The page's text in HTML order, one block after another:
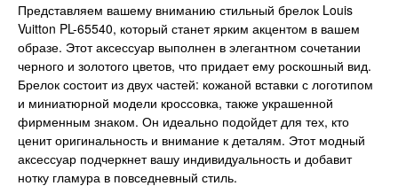
Представляем вашему вниманию стильный брелок Louis
Vuitton PL-65540, который станет ярким акцентом в вашем
образе. Этот аксессуар выполнен в элегантном сочетании
черного и золотого цветов, что придает ему роскошный вид.
Брелок состоит из двух частей: кожаной вставки с логотипом
и миниатюрной модели кроссовка, также украшенной
фирменным знаком. Он идеально подойдет для тех, кто
ценит оригинальность и внимание к деталям. Этот модный
аксессуар подчеркнет вашу индивидуальность и добавит
нотку гламура в повседневный стиль.